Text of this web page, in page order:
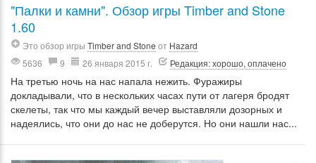
"Палки и камни". Обзор игры Timber and Stone
1.60
Это обзор игры Timber and Stone от Hazard
5636
9 26 января 2015 г. Редакция: хорошо, оплачено
На третью ночь на нас напала нежить. Фуражиры
докладывали, что в нескольких часах пути от лагеря бродят
скелеты, так что мы каждый вечер выставляли дозорных и
надеялись, что они до нас не доберутся. Но они нашли нас...